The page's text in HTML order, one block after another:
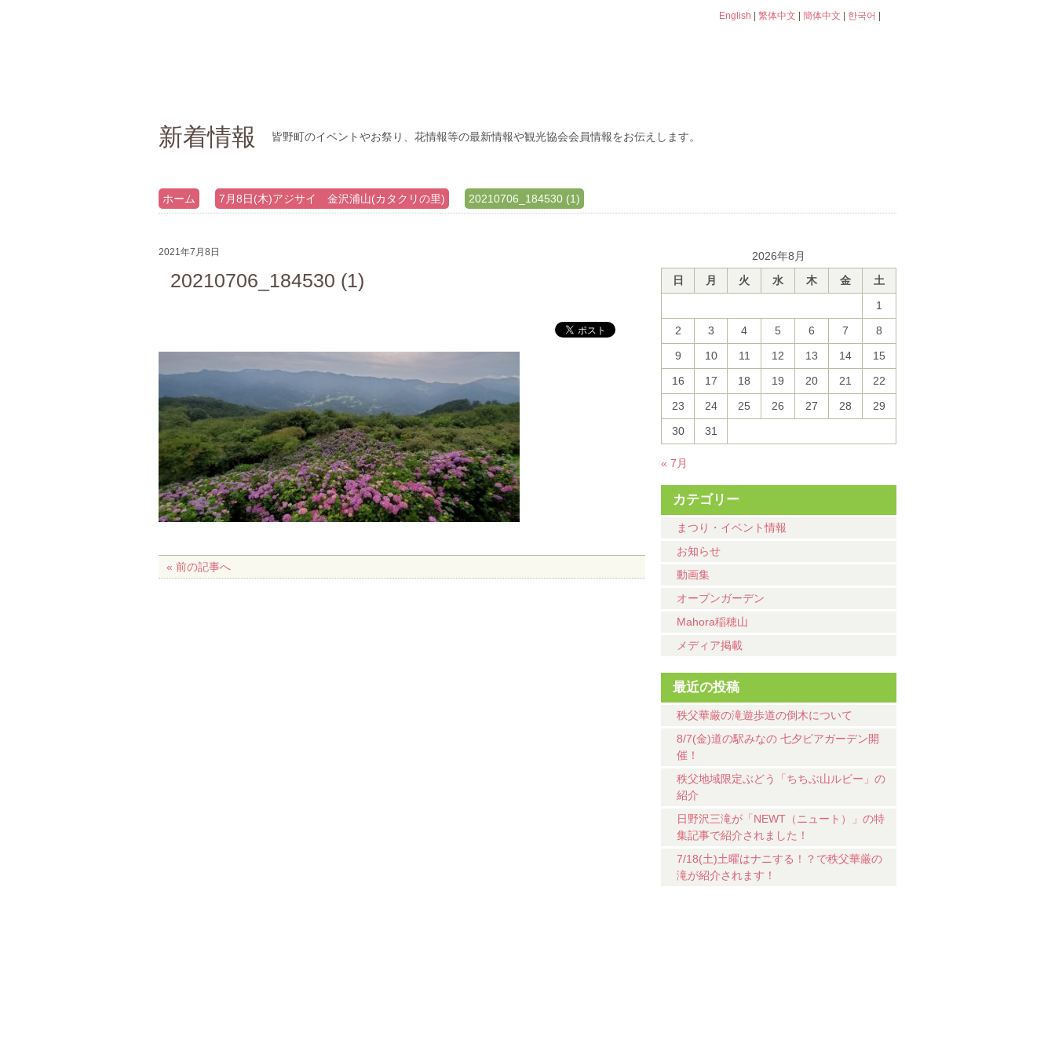
English 繁体中文 簡体中文 한국어
新着情報 皆野町のイベントやお祭り、花情報等の最新情報や観光協会会員情報をお伝えします。
ホーム 7月8日(木)アジサイ 金沢浦山(カタクリの里) 20210706_184530 (1)
2026年8月
日
月 火 水 木 金
土
1
2
3 4 5 6 7
8
9
10 11 12 13 14
15
16
17 18 19 20 21
22
23
24 25 26 27 28
29
30
31
« 7月
カテゴリー
まつり・イベント情報
お知らせ
動画集
オープンガーデン
Mahora稲穂山
メディア掲載
最近の投稿
秩父華厳の滝遊歩道の倒木について
8/7(金)道の駅みなの 七夕ビアガーデン開
催！
秩父地域限定ぶどう「ちちぶ山ルビー」の
紹介
日野沢三滝が「NEWT（ニュート）」の特
集記事で紹介されました！
7/18(土)土曜はナニする！？で秩父華厳の
滝が紹介されます！
2021年7月8日
20210706_184530 (1)
« 前の記事へ